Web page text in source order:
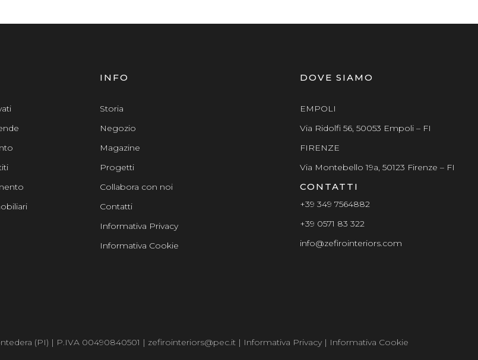
INFO
Storia
Negozio
Magazine
Progetti
Collabora con noi
Contatti
Informativa Privacy
Informativa Cookie
DOVE SIAMO
EMPOLI
Via Ridolfi 56, 50053 Empoli – FI
FIRENZE
Via Montebello 19a, 50123 Firenze – FI
CONTATTI
+39 349 7564882
+39 0571 83 322
info@zefirointeriors.com
(PI) | P.IVA 00490840501 | zefirointeriors@pec.it | Informativa Privacy| Informativa Cookie